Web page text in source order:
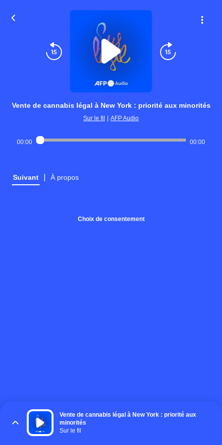
Vente de cannabis légal à New York : priorité aux minorités
Sur le fil AFP Audio
00:00 00:00
Suivant À propos
Choix de consentement
Vente de cannabis légal à New York : priorité aux
minorités
Sur le fil